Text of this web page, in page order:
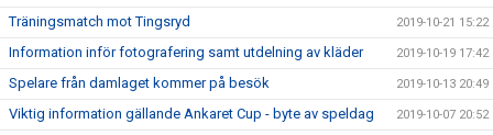
Träningsmatch mot Tingsryd 2019-10-21 15:22
Information inför fotografering samt utdelning av kläder 2019-10-19 17:42
Spelare från damlaget kommer på besök 2019-10-13 20:49
Viktig information gällande Ankaret Cup - byte av speldag 2019-10-07 20:52